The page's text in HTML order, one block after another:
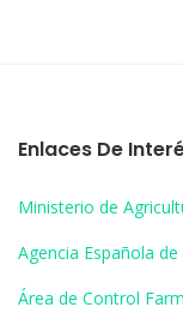
Enlaces De
Ministerio de
Agencia Española
Área de Control